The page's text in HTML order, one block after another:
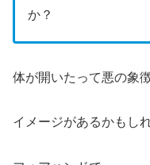
か？
体が開いたって悪の象
イメージがあるかもし